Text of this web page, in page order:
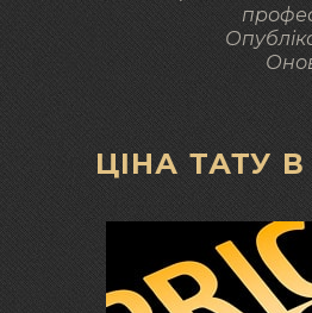
ЦІНА ТАТУ В